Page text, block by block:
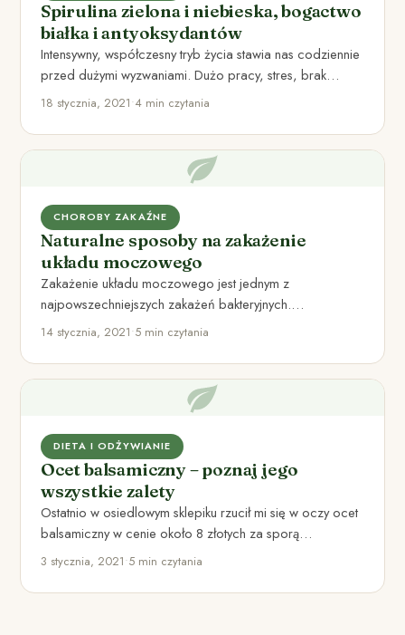
Spirulina zielona i niebieska, bogactwo
białka i antyoksydantów
Intensywny, współczesny tryb życia stawia nas codziennie
przed dużymi wyzwaniami. Dużo pracy, stres, brak
słońca i – ostatnimi…
18 stycznia, 2021•4 min czytania
CHOROBY ZAKAŹNE
Naturalne sposoby na zakażenie
układu moczowego
Zakażenie układu moczowego jest jednym z
najpowszechniejszych zakażeń bakteryjnych.
Spowodowane jest najczęściej przez bakterię E. coli i
14 stycznia, 2021•5 min czytania
DIETA I ODŻYWIANIE
Ocet balsamiczny – poznaj jego
wszystkie zalety
Ostatnio w osiedlowym sklepiku rzucił mi się w oczy ocet
balsamiczny w cenie około 8 złotych za sporą…
3 stycznia, 2021•5 min czytania